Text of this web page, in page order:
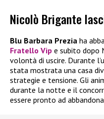
Nicolò Brigante
Blu Barbara Prezia ha
Fratello Vip e subito dopo
volontà di uscire. Durante
stata mostrata una casa
strategie e tensione. Gli
durante la notte e il
essere pronto ad